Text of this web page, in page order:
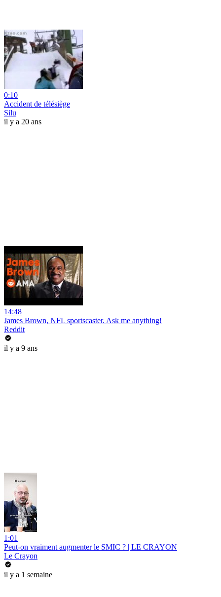
0:10
Accident de télésiège
Silu
il y a 20 ans
14:48
James Brown, NFL sportscaster. Ask me anything!
Reddit
il y a 9 ans
1:01
Peut-on vraiment augmenter le SMIC ? | LE CRAYON
Le Crayon
il y a 1 semaine